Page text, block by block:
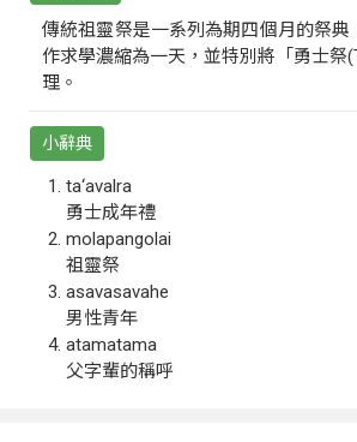
傳統祖靈祭是一系列為期四個月的祭典
作求學濃縮為一天，並特別將「勇士祭
理。
小辭典
ta‘avalra
勇士成年禮
molapangolai
祖靈祭
asavasavahe
男性青年
atamatama
父字輩的稱呼